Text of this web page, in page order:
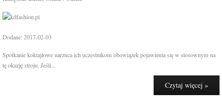
Dodane: 2017-02-03
Spotkanie koktajlowe narzuca ich uczestnikom obowiązek pojawienia się w stosownym na
tę okazję stroju. Jeśli...
Czytaj więcej »